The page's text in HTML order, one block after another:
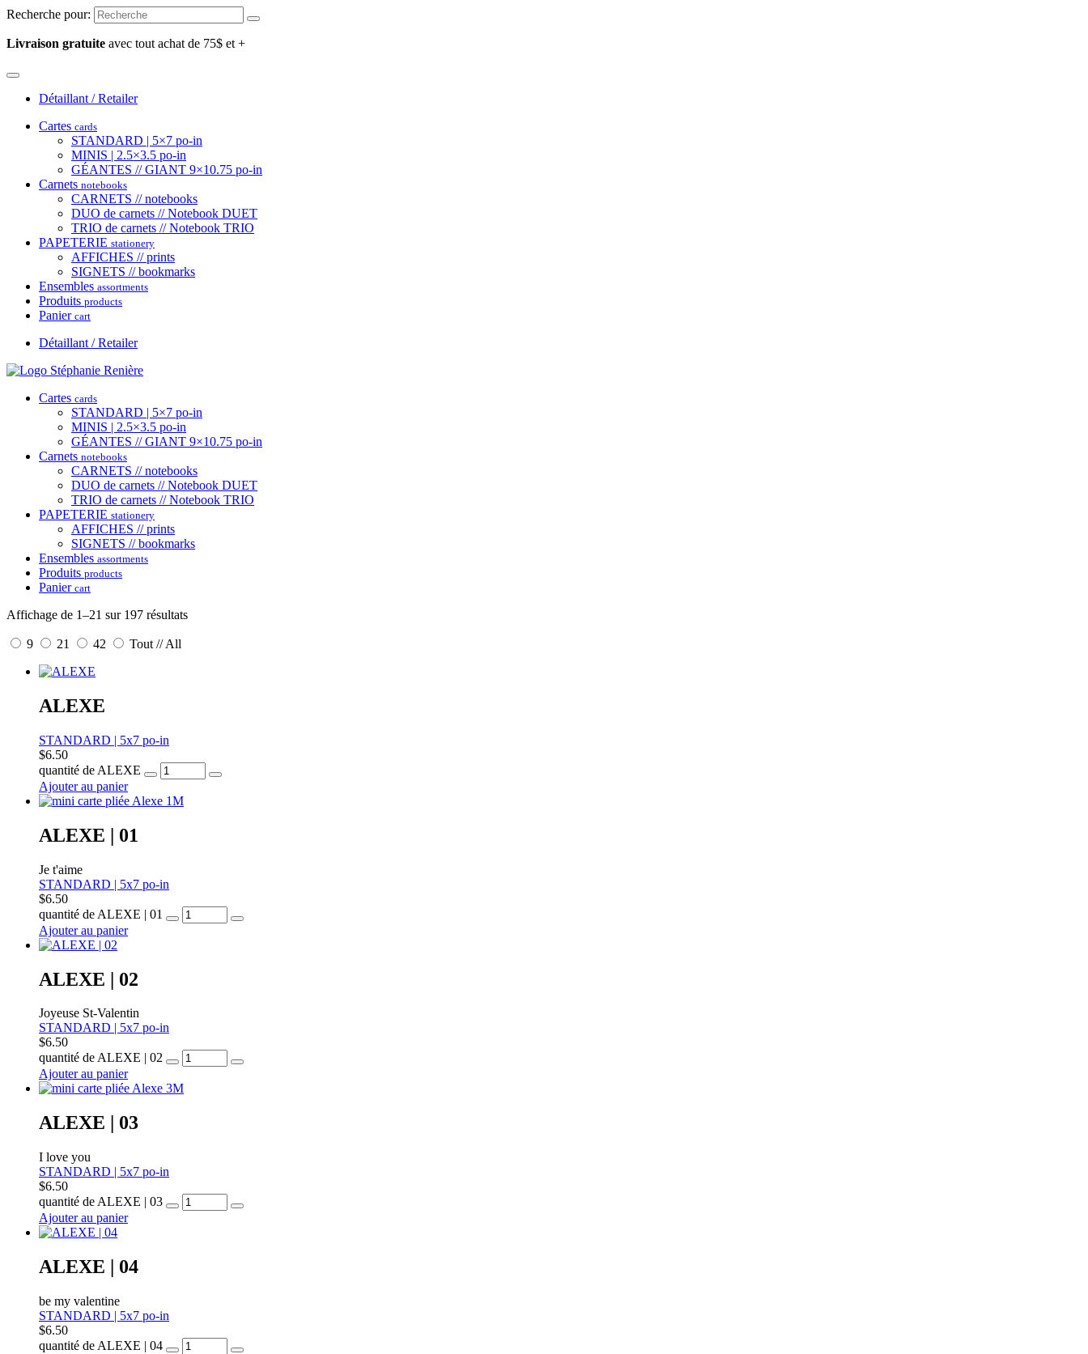
Recherche pour:
Livraison gratuite avec tout achat de 75$ et +
Détaillant / Retailer
Cartes cards
STANDARD | 5×7 po-in
MINIS | 2.5×3.5 po-in
GÉANTES // GIANT 9×10.75 po-in
Carnets notebooks
CARNETS // notebooks
DUO de carnets // Notebook DUET
TRIO de carnets // Notebook TRIO
PAPETERIE stationery
AFFICHES // prints
SIGNETS // bookmarks
Ensembles assortments
Produits products
Panier cart
Détaillant / Retailer
Cartes cards
STANDARD | 5×7 po-in
MINIS | 2.5×3.5 po-in
GÉANTES // GIANT 9×10.75 po-in
Carnets notebooks
CARNETS // notebooks
DUO de carnets // Notebook DUET
TRIO de carnets // Notebook TRIO
PAPETERIE stationery
AFFICHES // prints
SIGNETS // bookmarks
Ensembles assortments
Produits products
Panier cart
Affichage de 1–21 sur 197 résultats
9 21 42 Tout // All
ALEXE
STANDARD | 5x7 po-in
$6.50
quantité de ALEXE
Ajouter au panier
ALEXE | 01
Je t'aime
STANDARD | 5x7 po-in
$6.50
quantité de ALEXE | 01
Ajouter au panier
ALEXE | 02
Joyeuse St-Valentin
STANDARD | 5x7 po-in
$6.50
quantité de ALEXE | 02
Ajouter au panier
ALEXE | 03
I love you
STANDARD | 5x7 po-in
$6.50
quantité de ALEXE | 03
Ajouter au panier
ALEXE | 04
be my valentine
STANDARD | 5x7 po-in
$6.50
quantité de ALEXE | 04